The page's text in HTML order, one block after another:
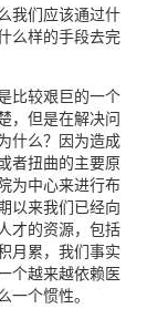
我们应该通过什
么样的手段去完
比较艰巨的一个
，但是在解决问
什么？因为造成
者扭曲的主要原
为中心来进行布
以来我们已经向
才的资源，包括
月累，我们事实
个越来越依赖医
个惯性。